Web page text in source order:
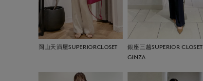
岡山天満屋SUPERIORCLOSET
銀座三越SUPERIOR CLOSET
GINZA